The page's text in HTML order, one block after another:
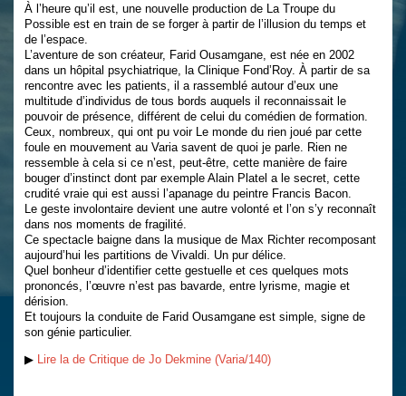
À l’heure qu’il est, une nouvelle production de La Troupe du
Possible est en train de se forger à partir de l’illusion du temps et
de l’espace.
L’aventure de son créateur, Farid Ousamgane, est née en 2002
dans un hôpital psychiatrique, la Clinique Fond’Roy. À partir de sa
rencontre avec les patients, il a rassemblé autour d’eux une
multitude d’individus de tous bords auquels il reconnaissait le
pouvoir de présence, différent de celui du comédien de formation.
Ceux, nombreux, qui ont pu voir Le monde du rien joué par cette
foule en mouvement au Varia savent de quoi je parle. Rien ne
ressemble à cela si ce n’est, peut-être, cette manière de faire
bouger d’instinct dont par exemple Alain Platel a le secret, cette
crudité vraie qui est aussi l’apanage du peintre Francis Bacon.
Le geste involontaire devient une autre volonté et l’on s’y reconnaît
dans nos moments de fragilité.
Ce spectacle baigne dans la musique de Max Richter recomposant
aujourd’hui les partitions de Vivaldi. Un pur délice.
Quel bonheur d’identifier cette gestuelle et ces quelques mots
prononcés, l’œuvre n’est pas bavarde, entre lyrisme, magie et
dérision.
Et toujours la conduite de Farid Ousamgane est simple, signe de
son génie particulier.
▶
Lire la de Critique de Jo Dekmine (Varia/140)